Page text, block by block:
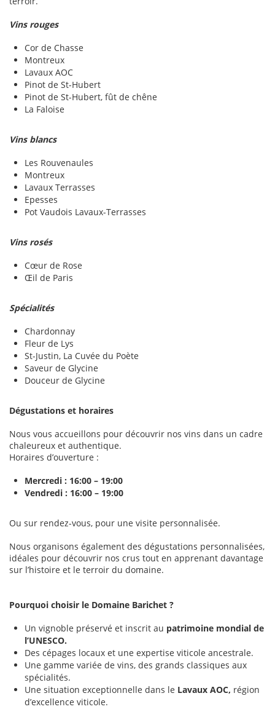
Vins rouges
Cor de Chasse
Montreux
Lavaux AOC
Pinot de St-Hubert
Pinot de St-Hubert, fût de chêne
La Faloise
Vins blancs
Les Rouvenaules
Montreux
Lavaux Terrasses
Epesses
Pot Vaudois Lavaux-Terrasses
Vins rosés
Cœur de Rose
Œil de Paris
Spécialités
Chardonnay
Fleur de Lys
St-Justin, La Cuvée du Poète
Saveur de Glycine
Douceur de Glycine
Dégustations et horaires
Nous vous accueillons pour découvrir nos vins dans un cadre
chaleureux et authentique.
Horaires d’ouverture :
Mercredi : 16:00 – 19:00
Vendredi : 16:00 – 19:00
Ou sur rendez-vous, pour une visite personnalisée.
Nous organisons également des dégustations personnalisées,
idéales pour découvrir nos crus tout en apprenant davantage
sur l’histoire et le terroir du domaine.
Pourquoi choisir le Domaine Barichet ?
Un vignoble préservé et inscrit au patrimoine mondial de
l’UNESCO.
Des cépages locaux et une expertise viticole ancestrale.
Une gamme variée de vins, des grands classiques aux
spécialités.
Une situation exceptionnelle dans le Lavaux AOC, région
d’excellence viticole.